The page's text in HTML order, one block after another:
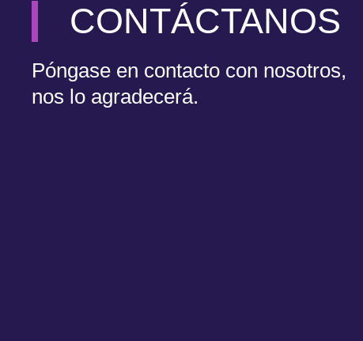
CONTÁCTANOS
Póngase en contacto con nosotros,
nos lo agradecerá.